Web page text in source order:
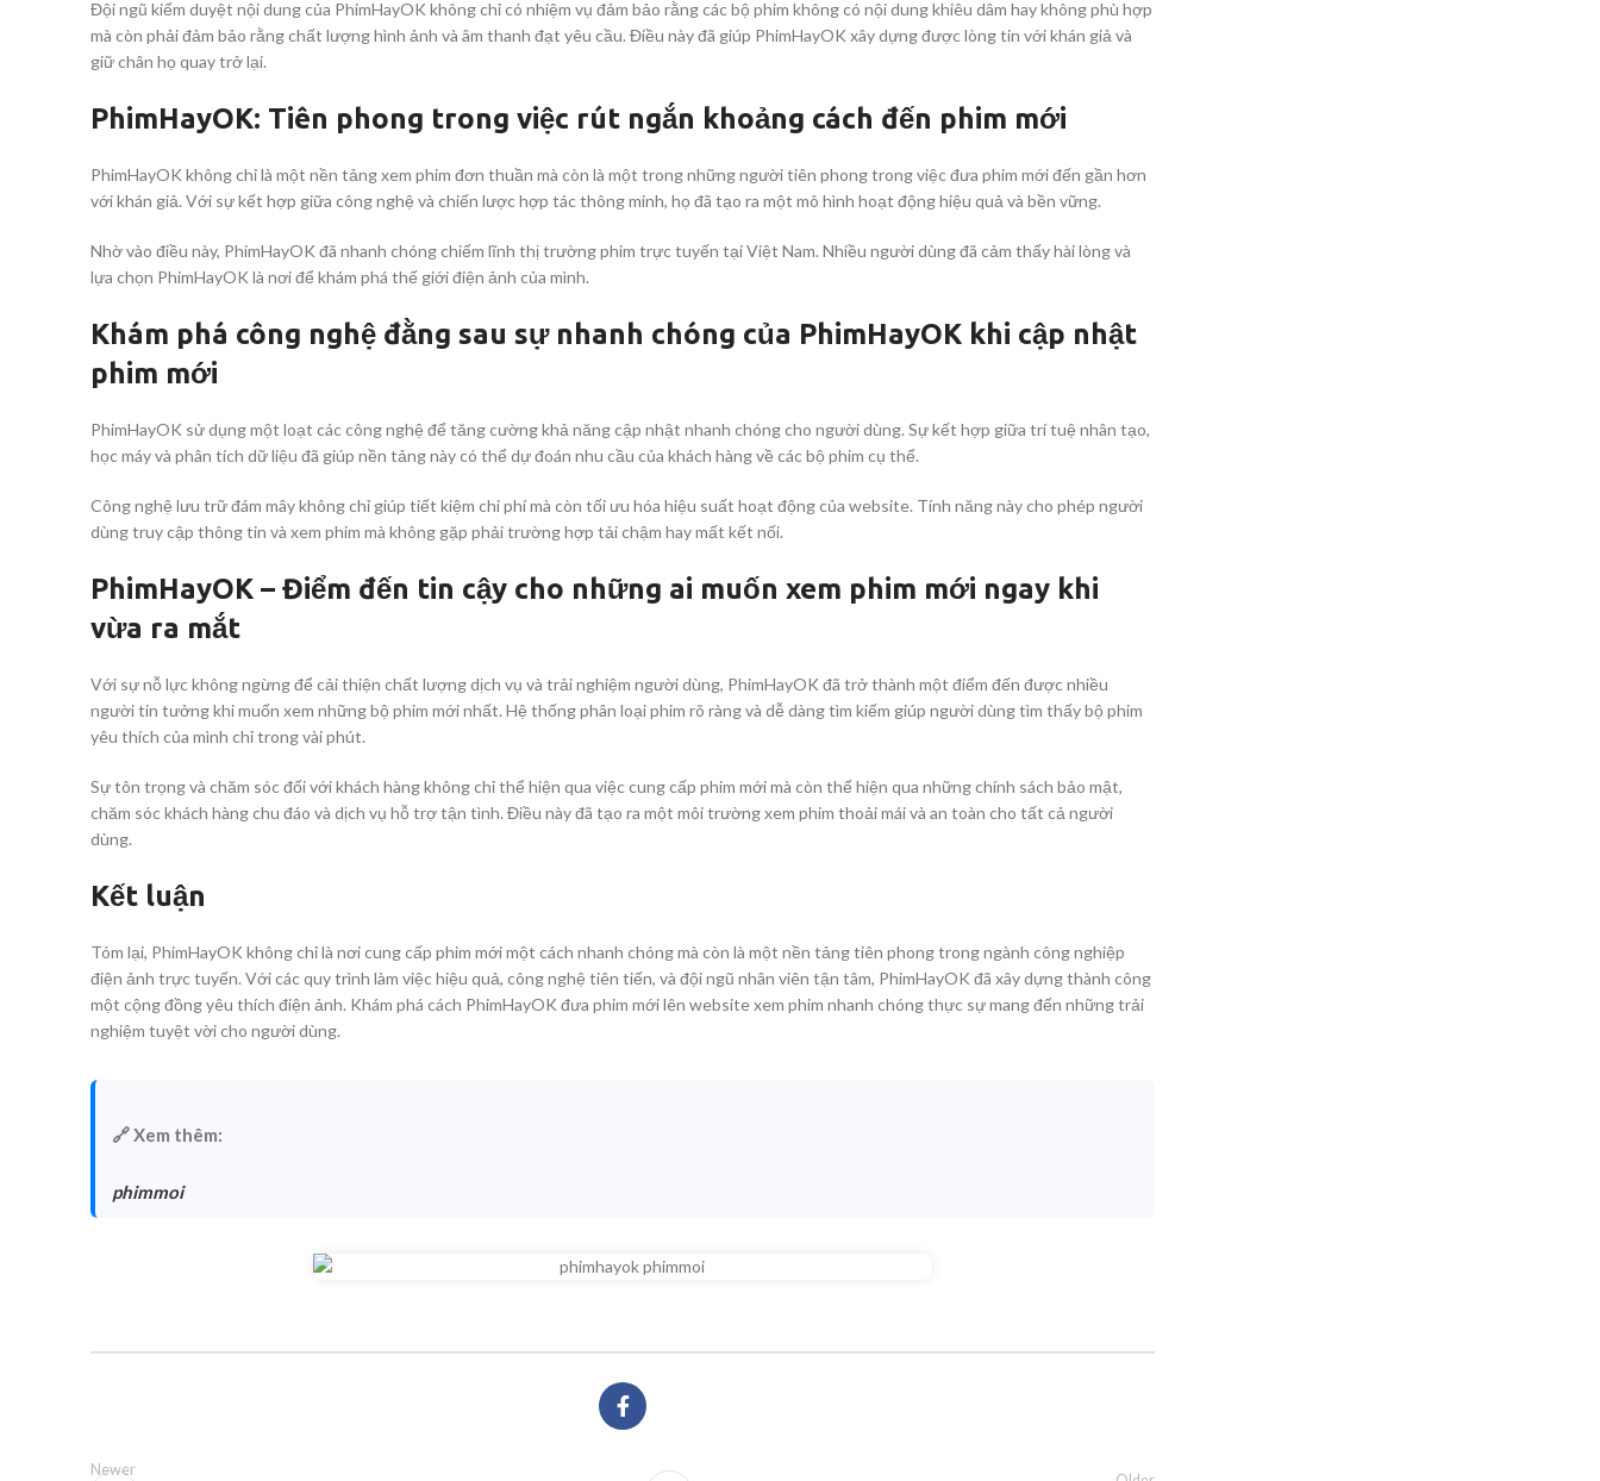
Đội ngũ kiểm duyệt nội dung của PhimHayOK không chỉ có nhiệm vụ đảm bảo rằng các bộ phim không có nội dung khiêu dâm hay không phù hợp
mà còn phải đảm bảo rằng chất lượng hình ảnh và âm thanh đạt yêu cầu. Điều này đã giúp PhimHayOK xây dựng được lòng tin với khán giả và
giữ chân họ quay trở lại.
PhimHayOK: Tiên phong trong việc rút ngắn khoảng cách đến phim mới
PhimHayOK không chỉ là một nền tảng xem phim đơn thuần mà còn là một trong những người tiên phong trong việc đưa phim mới đến gần hơn
với khán giả. Với sự kết hợp giữa công nghệ và chiến lược hợp tác thông minh, họ đã tạo ra một mô hình hoạt động hiệu quả và bền vững.
Nhờ vào điều này, PhimHayOK đã nhanh chóng chiếm lĩnh thị trường phim trực tuyến tại Việt Nam. Nhiều người dùng đã cảm thấy hài lòng và
lựa chọn PhimHayOK là nơi để khám phá thế giới điện ảnh của mình.
Khám phá công nghệ đằng sau sự nhanh chóng của PhimHayOK khi cập nhật
phim mới
PhimHayOK sử dụng một loạt các công nghệ để tăng cường khả năng cập nhật nhanh chóng cho người dùng. Sự kết hợp giữa trí tuệ nhân tạo,
học máy và phân tích dữ liệu đã giúp nền tảng này có thể dự đoán nhu cầu của khách hàng về các bộ phim cụ thể.
Công nghệ lưu trữ đám mây không chỉ giúp tiết kiệm chi phí mà còn tối ưu hóa hiệu suất hoạt động của website. Tính năng này cho phép người
dùng truy cập thông tin và xem phim mà không gặp phải trường hợp tải chậm hay mất kết nối.
PhimHayOK – Điểm đến tin cậy cho những ai muốn xem phim mới ngay khi
vừa ra mắt
Với sự nỗ lực không ngừng để cải thiện chất lượng dịch vụ và trải nghiệm người dùng, PhimHayOK đã trở thành một điểm đến được nhiều
người tin tưởng khi muốn xem những bộ phim mới nhất. Hệ thống phân loại phim rõ ràng và dễ dàng tìm kiếm giúp người dùng tìm thấy bộ phim
yêu thích của mình chỉ trong vài phút.
Sự tôn trọng và chăm sóc đối với khách hàng không chỉ thể hiện qua việc cung cấp phim mới mà còn thể hiện qua những chính sách bảo mật,
chăm sóc khách hàng chu đáo và dịch vụ hỗ trợ tận tình. Điều này đã tạo ra một môi trường xem phim thoải mái và an toàn cho tất cả người
dùng.
Kết luận
Tóm lại, PhimHayOK không chỉ là nơi cung cấp phim mới một cách nhanh chóng mà còn là một nền tảng tiên phong trong ngành công nghiệp
điện ảnh trực tuyến. Với các quy trình làm việc hiệu quả, công nghệ tiên tiến, và đội ngũ nhân viên tận tâm, PhimHayOK đã xây dựng thành công
một cộng đồng yêu thích điện ảnh. Khám phá cách PhimHayOK đưa phim mới lên website xem phim nhanh chóng thực sự mang đến những trải
nghiệm tuyệt vời cho người dùng.
🔗 Xem thêm:
phimmoi
Newer